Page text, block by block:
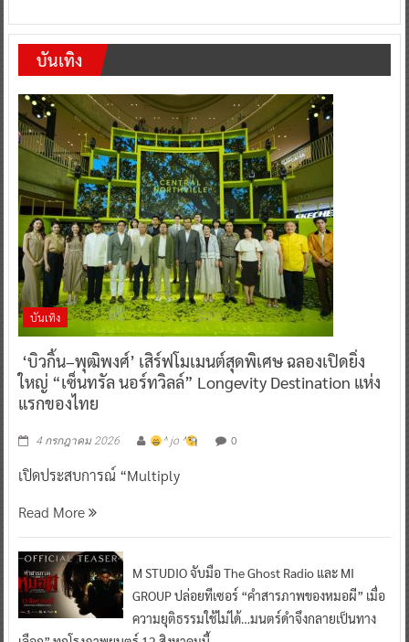
บันเทิง
บันเทิง
‘บิวกิ้น–พุฒิพงศ์’ เสิร์ฟโมเมนต์สุดพิเศษ ฉลองเปิดยิ่ง
ใหญ่ “เซ็นทรัล นอร์ทวิลล์” Longevity Destination แห่ง
แรกของไทย
4 กรกฎาคม 2026 ^ jo ^ 0
เปิดประสบการณ์ “Multiply
Read More
M STUDIO จับมือ The Ghost Radio และ MI
GROUP ปล่อยทีเซอร์ “คำสารภาพของหมอผี” เมื่อ
ความยุติธรรมใช้ไม่ได้…มนตร์ดำจึงกลายเป็นทาง